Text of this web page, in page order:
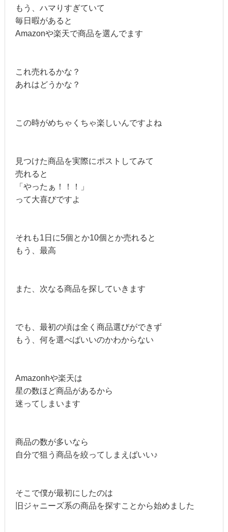
もう、ハマりすぎていて
毎日暇があると
Amazonや楽天で商品を選んでます
これ売れるかな？
あれはどうかな？
この時がめちゃくちゃ楽しいんですよね
見つけた商品を実際にポストしてみて
売れると
「やったぁ！！！」
って大喜びですよ
それも1日に5個とか10個とか売れると
もう、最高
また、次なる商品を探していきます
でも、最初の頃は全く商品選びができず
もう、何を選べばいいのかわからない
Amazonhや楽天は
星の数ほど商品があるから
迷ってしまいます
商品の数が多いなら
自分で狙う商品を絞ってしまえばいい♪
そこで僕が最初にしたのは
旧ジャニーズ系の商品を探すことから始めました